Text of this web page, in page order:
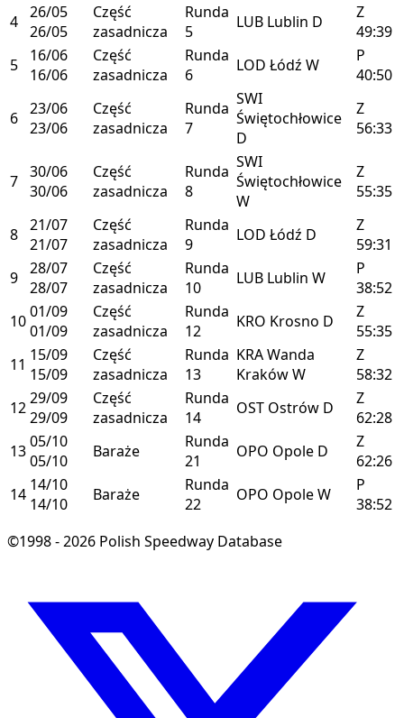
4 26/05
26/05
Część
zasadnicza
Runda
5
LUB Lublin D
Z
49:39
5
16/06
16/06
Część
zasadnicza
Runda
6
LOD Łódź W
P
40:50
6 23/06
23/06
Część
zasadnicza
Runda
7
SWI
Świętochłowice
D
Z
56:33
7 30/06
30/06
Część
zasadnicza
Runda
8
SWI
Świętochłowice
W
Z
55:35
8 21/07
21/07
Część
zasadnicza
Runda
9
LOD Łódź D
Z
59:31
9 28/07
28/07
Część
zasadnicza
Runda
10
LUB Lublin W
P
38:52
1001/09
01/09
Część
zasadnicza
Runda
12
KRO Krosno D
Z
55:35
11 15/09
15/09
Część
zasadnicza
Runda
13
KRAWanda
KrakówW
Z
58:32
1229/09
29/09
Część
zasadnicza
Runda
14
OST Ostrów D
Z
62:28
1305/10
05/10
Baraże
Runda
21
OPO Opole D
Z
62:26
14 14/10
14/10
Baraże
Runda
22
OPO OpoleW
P
38:52
©1998 - 2026 Polish Speedway Database